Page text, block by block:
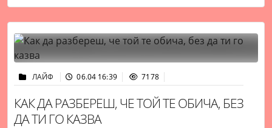
ЛАЙФ 06.04 16:39 7178
КАК ДА РАЗБЕРЕШ, ЧЕ ТОЙ ТЕ ОБИЧА, БЕЗ
ДА ТИ ГО КАЗВА